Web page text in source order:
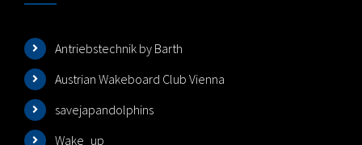
Antriebstechnik by Barth
Austrian Wakeboard Club Vienna
savejapandolphins
Wake_up